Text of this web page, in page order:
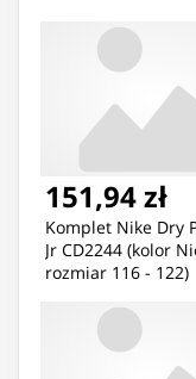
151,94 zł
Komplet Nike Dry
Jr CD2244 (kolor
rozmiar 116 - 122)